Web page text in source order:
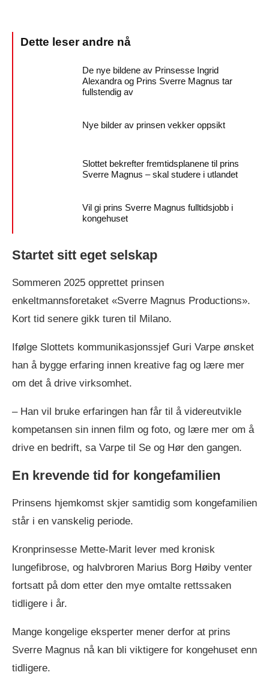
De nye bildene av Prinsesse Ingrid
Alexandra og Prins Sverre Magnus tar
fullstendig av
Nye bilder av prinsen vekker oppsikt
Slottet bekrefter fremtidsplanene til prins
Sverre Magnus – skal studere i utlandet
Vil gi prins Sverre Magnus fulltidsjobb i
kongehuset
Startet sitt eget selskap
Sommeren 2025 opprettet prinsen
enkeltmannsforetaket «Sverre Magnus Productions».
Kort tid senere gikk turen til Milano.
Ifølge Slottets kommunikasjonssjef Guri Varpe ønsket
han å bygge erfaring innen kreative fag og lære mer
om det å drive virksomhet.
– Han vil bruke erfaringen han får til å videreutvikle
kompetansen sin innen film og foto, og lære mer om å
drive en bedrift, sa Varpe til Se og Hør den gangen.
En krevende tid for kongefamilien
Prinsens hjemkomst skjer samtidig som kongefamilien
står i en vanskelig periode.
Kronprinsesse Mette-Marit lever med kronisk
lungefibrose, og halvbroren Marius Borg Høiby venter
fortsatt på dom etter den mye omtalte rettssaken
tidligere i år.
Mange kongelige eksperter mener derfor at prins
Sverre Magnus nå kan bli viktigere for kongehuset enn
tidligere.